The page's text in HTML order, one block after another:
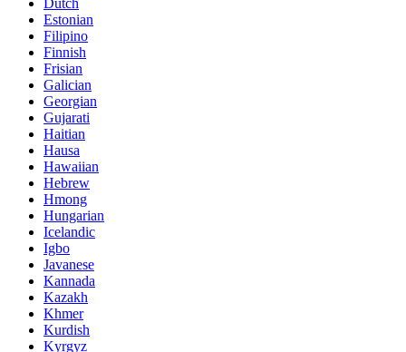
Estonian
Filipino
Finnish
Frisian
Galician
Georgian
Gujarati
Haitian
Hausa
Hawaiian
Hebrew
Hmong
Hungarian
Icelandic
Igbo
Javanese
Kannada
Kazakh
Khmer
Kurdish
Kyrgyz